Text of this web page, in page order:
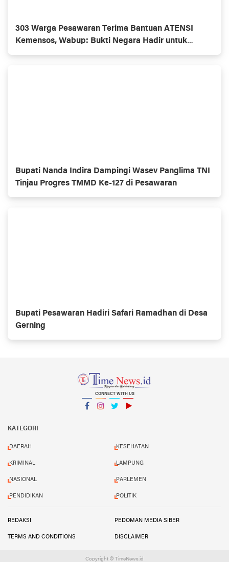
303 Warga Pesawaran Terima Bantuan ATENSI
Kemensos, Wabup: Bukti Negara Hadir untuk
Masyarakat
Bupati Nanda Indira Dampingi Wasev Panglima TNI
Tinjau Progres TMMD Ke-127 di Pesawaran
Bupati Pesawaran Hadiri Safari Ramadhan di Desa
Gerning
CONNECT WITH US
KATEGORI
DAERAH KESEHATAN
KRIMINAL LAMPUNG
NASIONAL PARLEMEN
PENDIDIKAN POLITIK
REDAKSI PEDOMAN MEDIA SIBER
TERMS AND CONDITIONS DISCLAIMER
Copyright © TimeNews.id